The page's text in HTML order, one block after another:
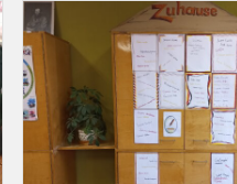
Edukacijoje
„Kalėdinio
meduolio
dekoravimo
dirbtuvės“